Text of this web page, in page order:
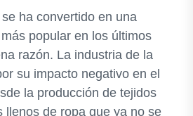
ha convertido en una
popular en los últimos
razón. La industria de la
su impacto negativo en el
la producción de tejidos
llenos de ropa que ya no se